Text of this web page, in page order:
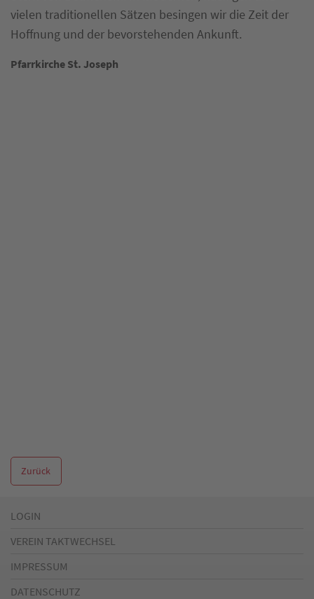
vielen traditionellen Sätzen besingen wir die Zeit der
Hoffnung und der bevorstehenden Ankunft.
Karte überspringen
Pfarrkirche St. Joseph
Zurück
LOGIN
VEREIN TAKTWECHSEL
IMPRESSUM
DATENSCHUTZ